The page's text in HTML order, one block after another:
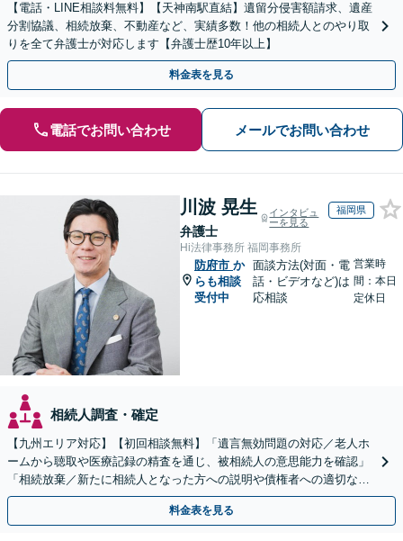
【電話・LINE相談料無料】【天神南駅直結】遺留分侵害額請求、遺産
分割協議、相続放棄、不動産など、実績多数！他の相続人とのやり取
りを全て弁護士が対応します【弁護士歴10年以上】
料金表を見る
電話でお問い合わせ メールでお問い合わせ
川波 晃生
弁護士
インタビュ
ーを見る
福岡県
Hi法律事務所 福岡事務所
防府市 か
らも相談
受付中
面談方法(対面・電
話・ビデオなど)は
応相談
営業時
間：本日
定休日
相続人調査・確定
【九州エリア対応】【初回相談無料】「遺言無効問題の対応／老人ホ
ームから聴取や医療記録の精査を通じ、被相続人の意思能力を確認」
「相続放棄／新たに相続人となった方への説明や債権者への適切な対
応まで、きめ細やかにサポート」【休日・夜間相談可】
料金表を見る